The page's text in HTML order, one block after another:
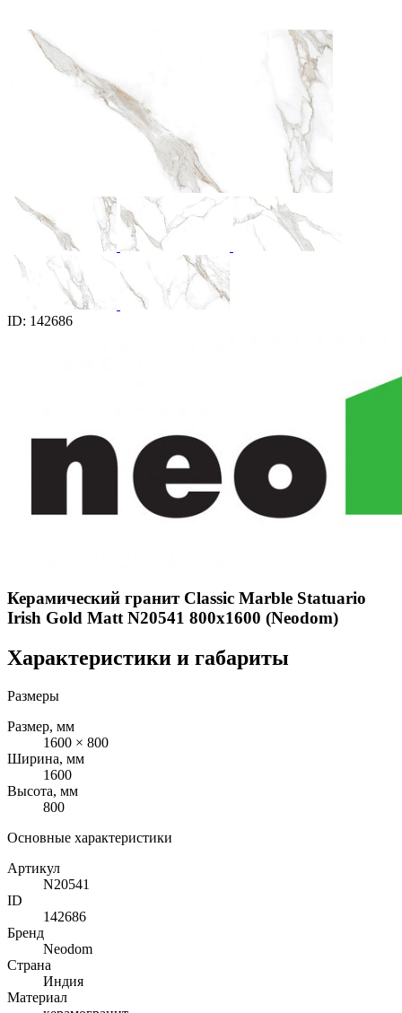
ID: 142686
Керамический гранит Classic Marble Statuario
Irish Gold Matt N20541 800x1600 (Neodom)
Характеристики и габариты
Размеры
Размер, мм
1600 × 800
Ширина, мм
1600
Высота, мм
800
Основные характеристики
Артикул
N20541
ID
142686
Бренд
Neodom
Страна
Индия
Материал